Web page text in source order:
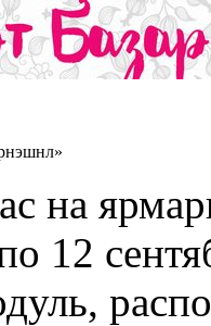
на
12